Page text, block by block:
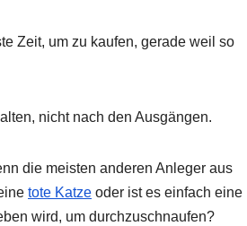
Zeit, um zu kaufen, gerade weil so
nicht nach den Ausgängen.
die meisten anderen Anleger aus
tote Katze oder ist es einfach eine
wird, um durchzuschnaufen?